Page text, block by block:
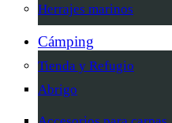
Herrajes marinos
Cámping
Tienda y Refugio
Abrigo